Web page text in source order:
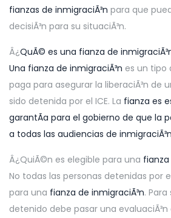
fianzas de inmigraciÃ³n para que
decisiÃ³n para su situaciÃ³n.
Â¿QuÃ© es una fianza de
Una fianza de inmigraciÃ³n es un tipo
paga para asegurar la liberaciÃ³n de
sido detenida por el ICE. La fianza es
garantÃ­a para el gobierno de que la
a todas las audiencias de inmigraciÃ³n
Â¿QuiÃ©n es elegible para una fianza
No todas las personas detenidas por
para una fianza de inmigraciÃ³n.
detenido debe pasar una evaluaciÃ³n